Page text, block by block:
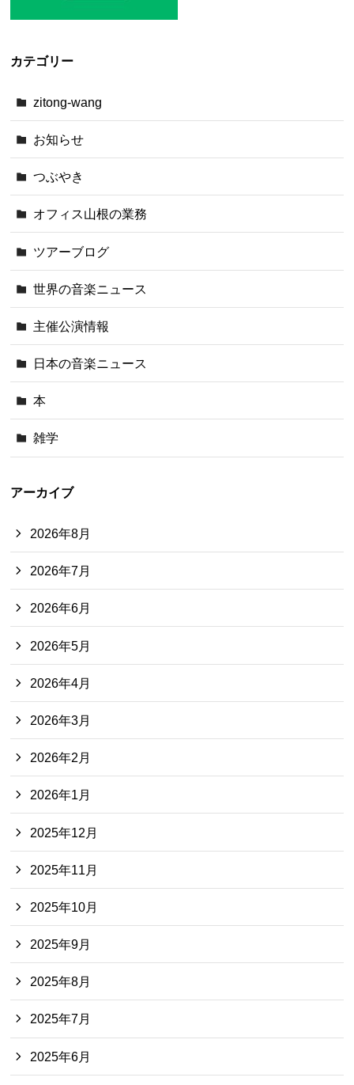
カテゴリー
zitong-wang
お知らせ
つぶやき
オフィス山根の業務
ツアーブログ
世界の音楽ニュース
主催公演情報
日本の音楽ニュース
本
雑学
アーカイブ
2026年8月
2026年7月
2026年6月
2026年5月
2026年4月
2026年3月
2026年2月
2026年1月
2025年12月
2025年11月
2025年10月
2025年9月
2025年8月
2025年7月
2025年6月